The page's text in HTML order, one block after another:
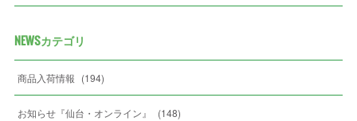
NEWSカテゴリ
商品入荷情報 (194)
お知らせ『仙台・オンライン』 (148)